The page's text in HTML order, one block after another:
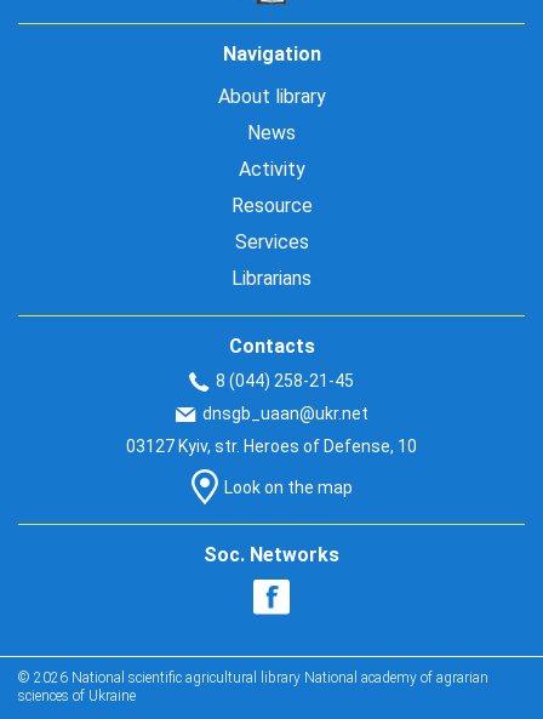
Navigation
About library
News
Activity
Resource
Services
Librarians
Contacts
8 (044) 258-21-45
dnsgb_uaan@ukr.net
03127 Kyiv, str. Heroes of Defense, 10
Look on the map
Soc. Networks
© 2026 National scientific agricultural library National academy of agrarian
sciences of Ukraine